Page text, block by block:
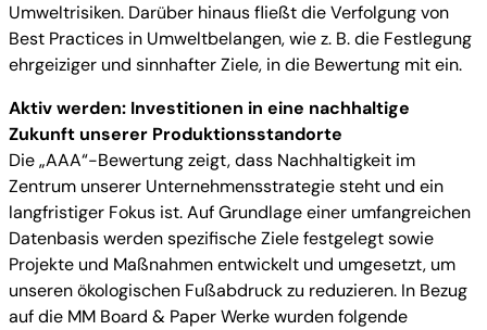
Umweltrisiken. Darüber hinaus fließt die Verfolgung von
Best Practices in Umweltbelangen, wie z. B. die Festlegung
ehrgeiziger und sinnhafter Ziele, in die Bewertung mit ein.
Aktiv werden: Investitionen in eine nachhaltige
Zukunft unserer Produktionsstandorte
Die „AAA“-Bewertung zeigt, dass Nachhaltigkeit im
Zentrum unserer Unternehmensstrategie steht und ein
langfristiger Fokus ist. Auf Grundlage einer umfangreichen
Datenbasis werden spezifische Ziele festgelegt sowie
Projekte und Maßnahmen entwickelt und umgesetzt, um
unseren ökologischen Fußabdruck zu reduzieren. In Bezug
auf die MM Board & Paper Werke wurden folgende